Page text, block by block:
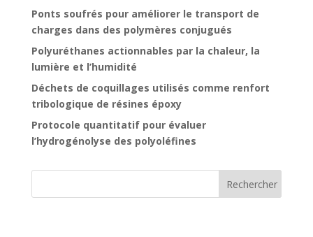
Ponts soufrés pour améliorer le transport de
charges dans des polymères conjugués
Polyuréthanes actionnables par la chaleur, la
lumière et l’humidité
Déchets de coquillages utilisés comme renfort
tribologique de résines époxy
Protocole quantitatif pour évaluer
l’hydrogénolyse des polyoléfines